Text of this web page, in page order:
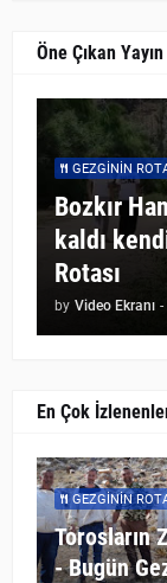
Öne Çıkan Yayın
GEZGININ
Bozkır
kaldı
Rotası
by Video Ekranı -
En Çok
GEZGININ
Torosların
- Bugün